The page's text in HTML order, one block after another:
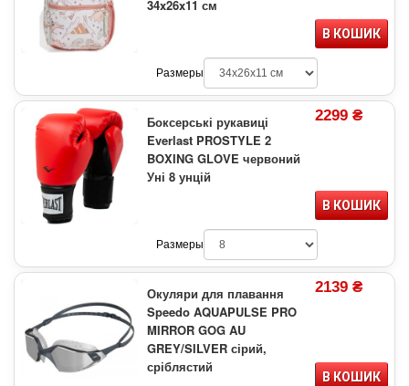
34x26x11 см
В КОШИК
Размеры
Боксерські рукавиці
Everlast PROSTYLE 2
BOXING GLOVE червоний
Уні 8 унцій
2299 ₴
В КОШИК
Размеры
Окуляри для плавання
Speedo AQUAPULSE PRO
MIRROR GOG AU
GREY/SILVER сірий,
сріблястий
2139 ₴
В КОШИК